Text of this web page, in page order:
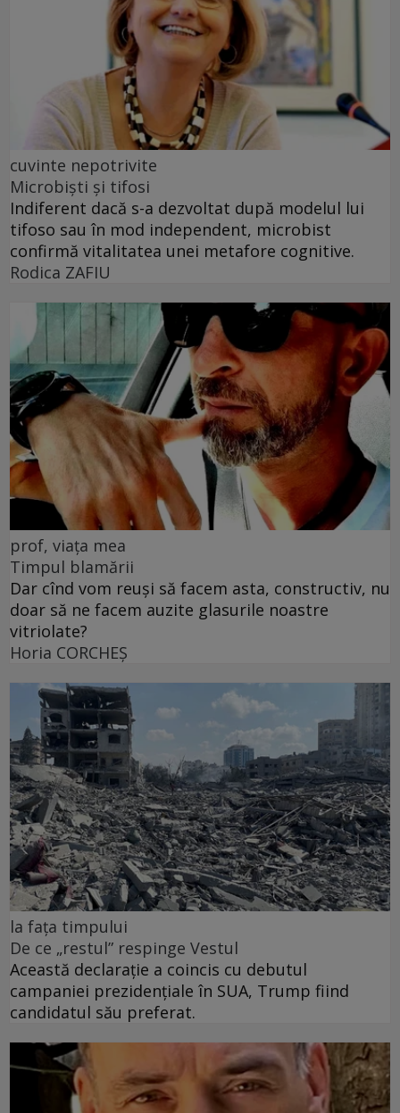
cuvinte nepotrivite
Microbiști și tifosi
Indiferent dacă s-a dezvoltat după modelul lui
tifoso sau în mod independent, microbist
confirmă vitalitatea unei metafore cognitive.
Rodica ZAFIU
prof, viața mea
Timpul blamării
Dar cînd vom reuși să facem asta, constructiv, nu
doar să ne facem auzite glasurile noastre
vitriolate?
Horia CORCHEŞ
la fața timpului
De ce „restul” respinge Vestul
Această declarație a coincis cu debutul
campaniei prezidențiale în SUA, Trump fiind
candidatul său preferat.